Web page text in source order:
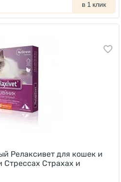
в 1 клик
Релаксивет для кошек и
Стрессах Страхах и